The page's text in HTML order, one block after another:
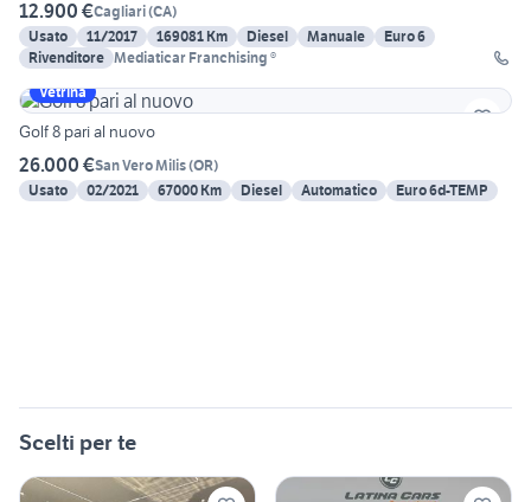
12.900 €Cagliari(CA)
Usato
11/2017 169081 Km Diesel Manuale
Euro 6
Rivenditore Mediaticar Franchising ®
Vetrina
Golf 8 pari al nuovo
26.000 €San Vero Milis(OR)
Usato
02/2021 67000 Km Diesel Automatico Euro 6d-TEMP
Scelti per te